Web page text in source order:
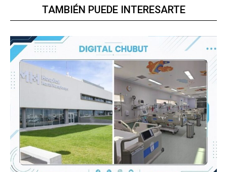
TAMBIÉN PUEDE INTERESARTE